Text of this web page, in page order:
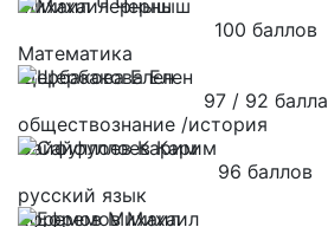
Михаил Черныш
100 баллов
Математика
Щербакова Елен
97 / 92 балла
обществознание /история
Сайфуллоев Карим
96 баллов
русский язык
Ефремов Михаил